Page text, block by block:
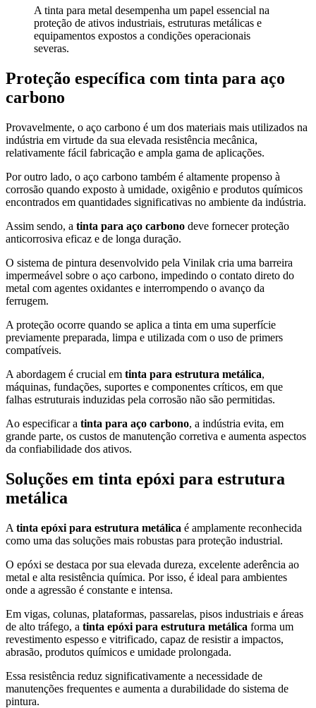
A tinta para metal desempenha um papel essencial na
proteção de ativos industriais, estruturas metálicas e
equipamentos expostos a condições operacionais
severas.
Proteção específica com tinta para aço
carbono
Provavelmente, o aço carbono é um dos materiais mais utilizados na
indústria em virtude da sua elevada resistência mecânica,
relativamente fácil fabricação e ampla gama de aplicações.
Por outro lado, o aço carbono também é altamente propenso à
corrosão quando exposto à umidade, oxigênio e produtos químicos
encontrados em quantidades significativas no ambiente da indústria.
Assim sendo, a tinta para aço carbono deve fornecer proteção
anticorrosiva eficaz e de longa duração.
O sistema de pintura desenvolvido pela Vinilak cria uma barreira
impermeável sobre o aço carbono, impedindo o contato direto do
metal com agentes oxidantes e interrompendo o avanço da
ferrugem.
A proteção ocorre quando se aplica a tinta em uma superfície
previamente preparada, limpa e utilizada com o uso de primers
compatíveis.
A abordagem é crucial em tinta para estrutura metálica,
máquinas, fundações, suportes e componentes críticos, em que
falhas estruturais induzidas pela corrosão não são permitidas.
Ao especificar a tinta para aço carbono, a indústria evita, em
grande parte, os custos de manutenção corretiva e aumenta aspectos
da confiabilidade dos ativos.
Soluções em tinta epóxi para estrutura
metálica
A tinta epóxi para estrutura metálica é amplamente reconhecida
como uma das soluções mais robustas para proteção industrial.
O epóxi se destaca por sua elevada dureza, excelente aderência ao
metal e alta resistência química. Por isso, é ideal para ambientes
onde a agressão é constante e intensa.
Em vigas, colunas, plataformas, passarelas, pisos industriais e áreas
de alto tráfego, a tinta epóxi para estrutura metálica forma um
revestimento espesso e vitrificado, capaz de resistir a impactos,
abrasão, produtos químicos e umidade prolongada.
Essa resistência reduz significativamente a necessidade de
manutenções frequentes e aumenta a durabilidade do sistema de
pintura.